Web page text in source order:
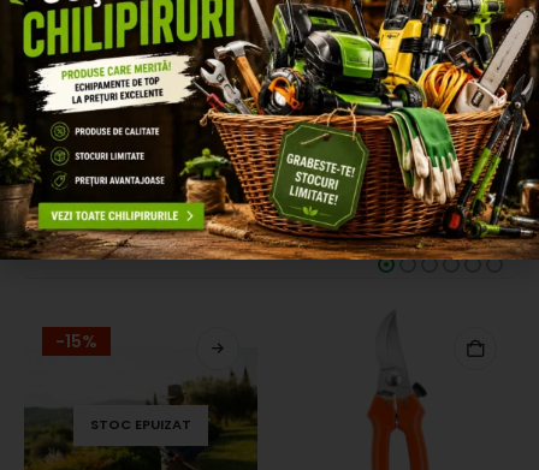
– Germinație și puritate foarte bună.
– Amestec cu varietăți de top.
INFORMAȚII SUPLIMENTARE
RECENZII (0)
PRODUSE SIMILARE
-15%
STOC EPUIZAT